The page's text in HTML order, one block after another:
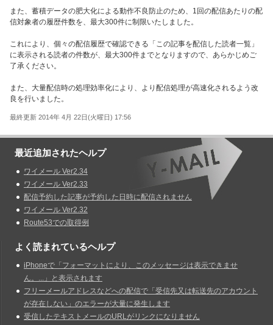
また、蓄積データの肥大化による動作不良防止のため、1回の配信あたりの配
信対象者の履歴件数を、最大300件に制限いたしました。
これにより、個々の配信履歴で確認できる「この記事を配信した読者一覧」
に表示される読者の件数が、最大300件までとなりますので、あらかじめご
了承ください。
また、大量配信時の処理効率化により、より配信処理が高速化されるよう改
良を行いました。
最終更新 2014年 4月 22日(火曜日) 17:56
最近追加されたヘルプ
ワイメール Ver2.34
ワイメール Ver2.33
配信予約した記事が予約した日時に配信されません
ワイメール Ver2.32
Route53での取得例
よく読まれているヘルプ
iPhoneで「フォーマットにより、このメッセージは表示できませ
ん。...」と表示されます
フリーメールアドレスなどへの配信で「受信先又は転送先のアカウント
が存在しない」のエラーが大量に発生します
受信したテキストメールのURLがリンクになりません